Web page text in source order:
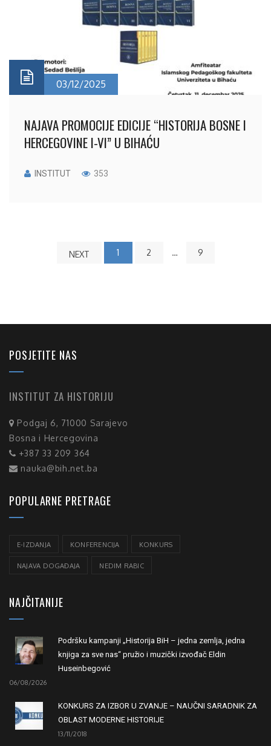
03/12/2025
NAJAVA PROMOCIJE EDICIJE “HISTORIJA BOSNE I
HERCEGOVINE I-VI” U BIHAĆU
INSTITUT 353
NEXT 1 2 … 9
POSJETITE NAS
INSTITUT ZA HISTORIJU
Podgaj 6, 71000 Sarajevo
Bosna i Hercegovina
+387 33 209 364
nauka@bih.net.ba
POPULARNE PRETRAGE
E-IZDANJA KONFERENCIJA KONKURS
NAJAVA DOGAĐAJA NEDIM RABIC
NAJČITANIJE
Podršku kampanji „Historija BiH – jedna zemlja, jedna
knjiga za sve nas“ pružio i muzički izvođač Eldin
Huseinbegović
06/08/2026
KONKURS ZA IZBOR U ZVANJE – NAUČNI SARADNIK ZA
OBLAST MODERNE HISTORIJE
13/11/2018